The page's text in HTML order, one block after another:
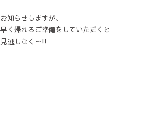
知らせしますが、
く帰れるご準備をしていただくと
逃しなく～!!